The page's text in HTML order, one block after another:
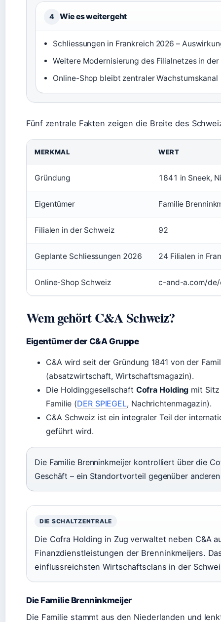
4 Wie es weitergeht
Schliessungen in Frankreich 2026 –
Weitere Modernisierung des Filialnetzes in
Online-Shop bleibt zentraler Wachstumskanal
Fünf zentrale Fakten zeigen die Breite des
MERKMAL WERT
Gründung 1841 in Sneek,
Eigentümer Familie
Filialen in der Schweiz 92
Geplante Schliessungen 2026 24 Filialen in
Online-Shop Schweiz c-and-a.com/
Wem gehört C&A Schweiz?
Eigentümer der C&A Gruppe
C&A wird seit der Gründung 1841 von der
(absatzwirtschaft, Wirtschaftsmagazin).
Die Holdinggesellschaft Cofra Holding mit Sitz
Familie (DER SPIEGEL, Nachrichtenmagazin).
C&A Schweiz ist ein integraler Teil der
geführt wird.
Die Familie Brenninkmeijer kontrolliert über die
Geschäft – ein Standortvorteil gegenüber
DIE SCHALTZENTRALE
Die Cofra Holding in Zug verwaltet neben C&A
Finanzdienstleistungen der Brenninkmeijers.
einflussreichsten Wirtschaftsclans in der
Die Familie Brenninkmeijer
Die Familie stammt aus den Niederlanden und